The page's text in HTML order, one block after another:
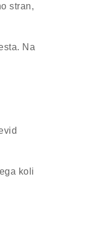
stran,
Na
koli